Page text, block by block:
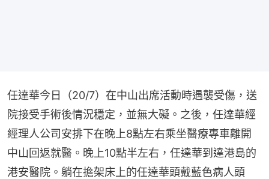
任達華今日（20/7）在中山出席活動時遇襲受傷，送
院接受手術後情況穩定，並無大礙。之後，任達華經
經理人公司安排下在晚上8點左右乘坐醫療專車離開
中山回返就醫。晚上10點半左右，任達華到達港島的
港安醫院。躺在擔架床上的任達華頭戴藍色病人頭